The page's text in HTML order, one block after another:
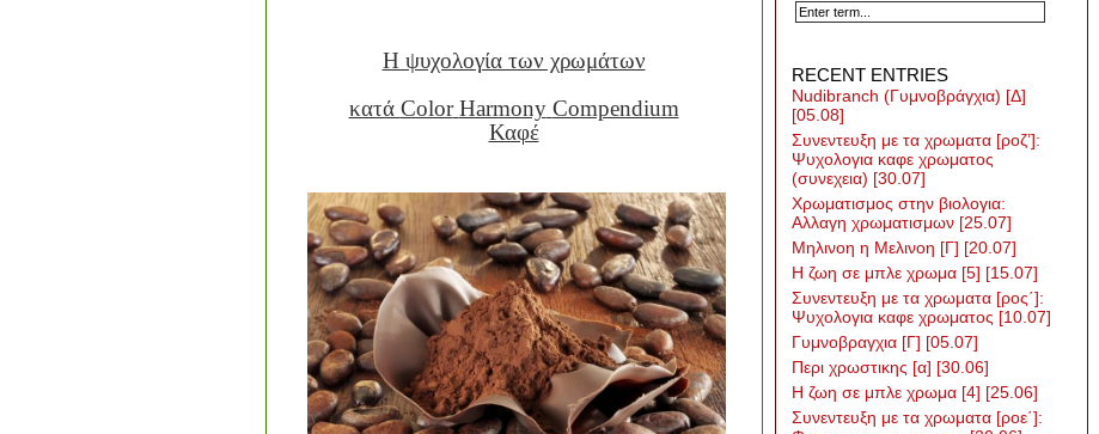
Η ψυχολογία των χρωμάτων
κατά Color Harmony Compendium
Καφέ
RECENT ENTRIES
Nudibranch (Γυμνοβράγχια) [Δ]
[05.08]
Συνεντευξη με τα χρωματα [ροζ’]:
Ψυχολογια καφε χρωματος
(συνεχεια) [30.07]
Χρωματισμος στην βιολογια:
Αλλαγη χρωματισμων [25.07]
Μηλινοη η Μελινοη [Γ] [20.07]
Η ζωη σε μπλε χρωμα [5] [15.07]
Συνεντευξη με τα χρωματα [ρος΄]:
Ψυχολογια καφε χρωματος [10.07]
Γυμνοβραγχια [Γ] [05.07]
Περι χρωστικης [α] [30.06]
Η ζωη σε μπλε χρωμα [4] [25.06]
Συνεντευξη με τα χρωματα [ροε΄]: